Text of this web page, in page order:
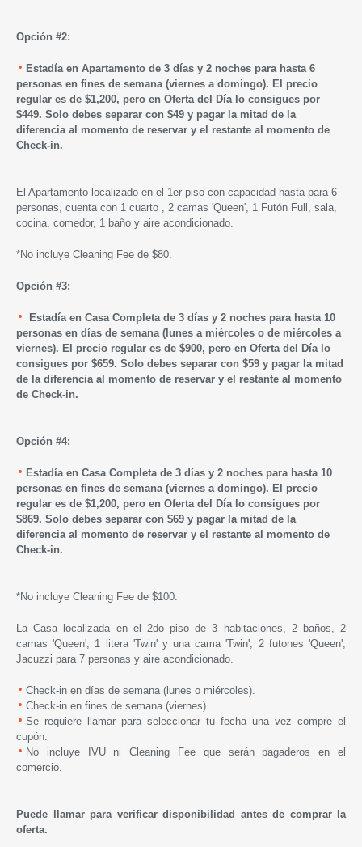
Opción #2:
Estadía en Apartamento de 3 días y 2 noches para hasta 6
personas en fines de semana (viernes a domingo). El precio
regular es de $1,200, pero en Oferta del Día lo consigues por
$449. Solo debes separar con $49 y pagar la mitad de la
diferencia al momento de reservar y el restante al momento de
Check-in.
El Apartamento localizado en el 1er piso con capacidad hasta para 6
personas, cuenta con 1 cuarto , 2 camas 'Queen', 1 Futón Full, sala,
cocina, comedor, 1 baño y aire acondicionado.
*No incluye Cleaning Fee de $80.
Opción #3:
Estadía en Casa Completa de 3 días y 2 noches para hasta 10
personas en días de semana (lunes a miércoles o de miércoles a
viernes). El precio regular es de $900, pero en Oferta del Día lo
consigues por $659. Solo debes separar con $59 y pagar la mitad
de la diferencia al momento de reservar y el restante al momento
de Check-in.
Opción #4:
Estadía en Casa Completa de 3 días y 2 noches para hasta 10
personas en fines de semana (viernes a domingo). El precio
regular es de $1,200, pero en Oferta del Día lo consigues por
$869. Solo debes separar con $69 y pagar la mitad de la
diferencia al momento de reservar y el restante al momento de
Check-in.
*No incluye Cleaning Fee de $100.
La Casa localizada en el 2do piso de 3 habitaciones, 2 baños, 2
camas 'Queen', 1 litera 'Twin' y una cama 'Twin', 2 futones 'Queen',
Jacuzzi para 7 personas y aire acondicionado.
Check-in en días de semana (lunes o miércoles).
Check-in en fines de semana (viernes).
Se requiere llamar para seleccionar tu fecha una vez compre el
cupón.
No incluye IVU ni Cleaning Fee que serán pagaderos en el
comercio.
Puede llamar para verificar disponibilidad antes de comprar la
oferta.